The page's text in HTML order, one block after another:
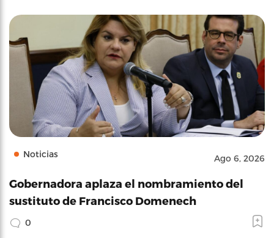
Noticias Ago 6, 2026
Gobernadora aplaza el nombramiento del
sustituto de Francisco Domenech
0